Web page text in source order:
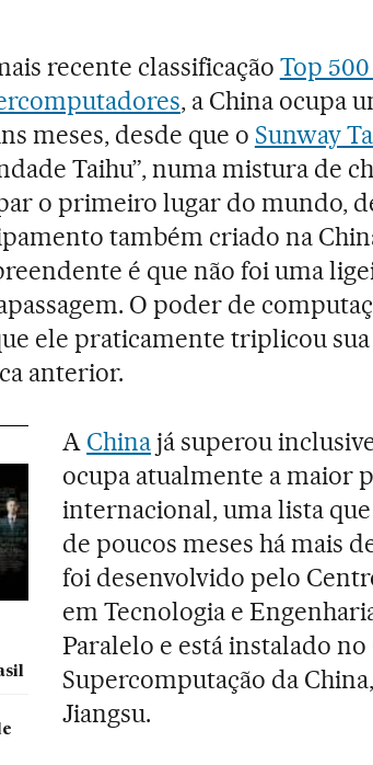
recente classificação Top
, a China ocupa
meses, desde que o Sunway
Taihu”, numa mistura de
o primeiro lugar do mundo,
também criado na
é que não foi uma
O poder de
ele praticamente triplicou
anterior.
A Chinajá superou
ocupa atualmente a maior
internacional, uma lista
de poucos meses há mais
foi desenvolvido pelo
em Tecnologia e
Paralelo e está instalado
Supercomputação da
Jiangsu.